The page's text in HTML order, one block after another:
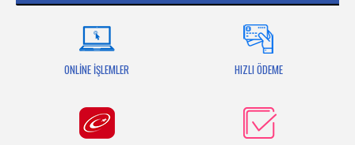
Bilgi Bankası
ONLİNE İŞLEMLER HIZLI ÖDEME